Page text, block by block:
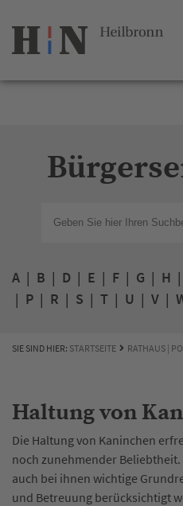
A | B | D | E | F | G | H |
| P | R | S | T | U | V |
SIE SIND HIER: STARTSEITE RATHAUS |
Haltung von
Die Haltung von Kaninchen
noch zunehmender
auch bei ihnen wichtige
und Betreuung berücksichtigt